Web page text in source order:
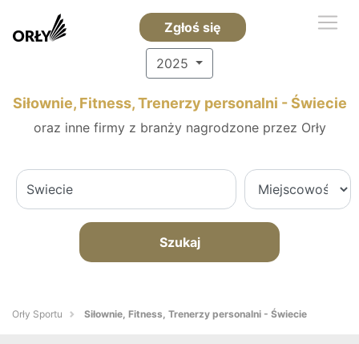
Zgłoś się
2025
Siłownie, Fitness, Trenerzy personalni - Świecie
oraz inne firmy z branży nagrodzone przez Orły
Szukaj
Orły Sportu Siłownie, Fitness, Trenerzy personalni - Świecie